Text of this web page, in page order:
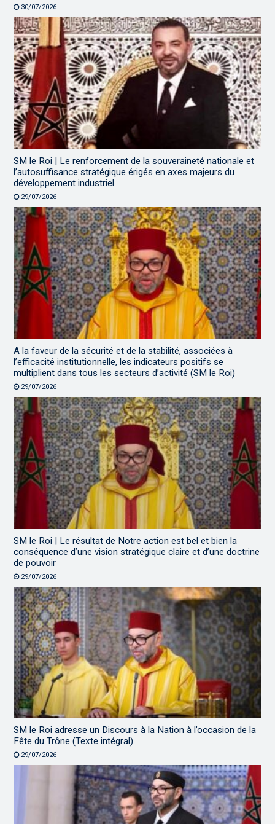
30/07/2026
SM le Roi | Le renforcement de la souveraineté nationale et
l’autosuffisance stratégique érigés en axes majeurs du
développement industriel
29/07/2026
A la faveur de la sécurité et de la stabilité, associées à
l’efficacité institutionnelle, les indicateurs positifs se
multiplient dans tous les secteurs d’activité (SM le Roi)
29/07/2026
SM le Roi | Le résultat de Notre action est bel et bien la
conséquence d’une vision stratégique claire et d’une doctrine
de pouvoir
29/07/2026
SM le Roi adresse un Discours à la Nation à l’occasion de la
Fête du Trône (Texte intégral)
29/07/2026